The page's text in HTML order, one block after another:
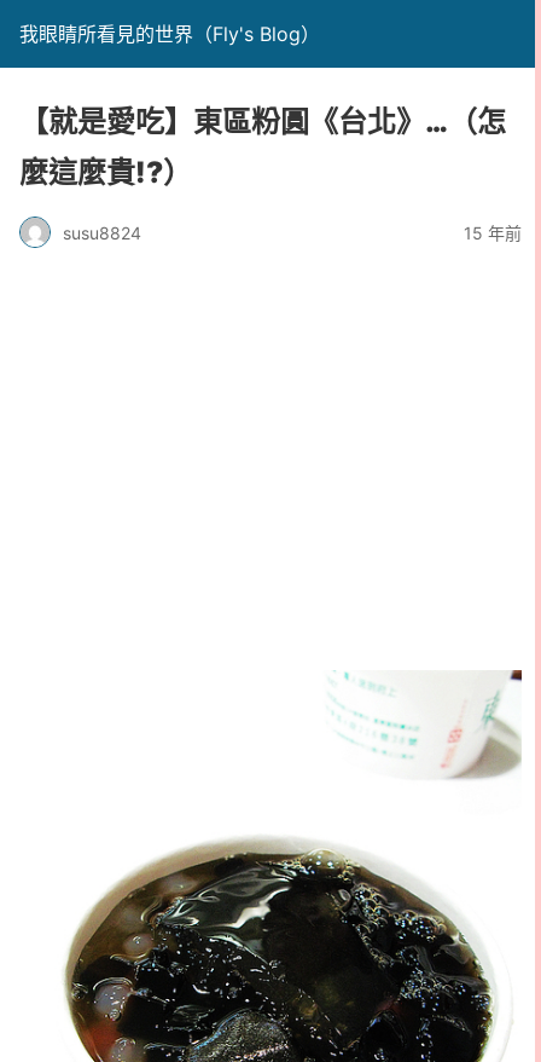
我眼睛所看見的世界（Fly's Blog）
【就是愛吃】東區粉圓《台北》…（怎
麼這麼貴!?）
susu8824 15 年前